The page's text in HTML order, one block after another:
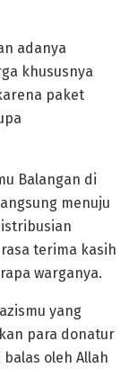
adanya
khususnya
paket
Balangan di
menuju
terima kasih
warganya.
yang
para donatur
oleh Allah